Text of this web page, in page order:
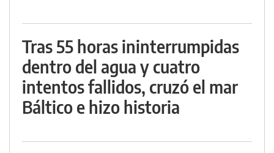
Tras 55 horas ininterrumpidas
dentro del agua y cuatro
intentos fallidos, cruzó el mar
Báltico e hizo historia